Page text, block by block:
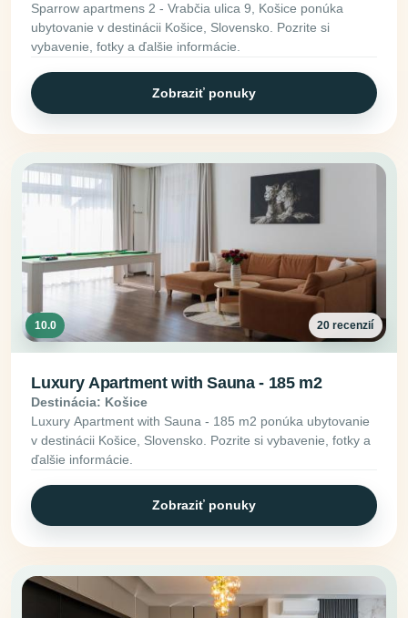
Sparrow apartmens 2 - Vrabčia ulica 9, Košice ponúka
ubytovanie v destinácii Košice, Slovensko. Pozrite si
vybavenie, fotky a ďalšie informácie.
Zobraziť ponuky
10.0 20 recenzií
Luxury Apartment with Sauna - 185 m2
Destinácia: Košice
Luxury Apartment with Sauna - 185 m2 ponúka ubytovanie
v destinácii Košice, Slovensko. Pozrite si vybavenie, fotky a
ďalšie informácie.
Zobraziť ponuky